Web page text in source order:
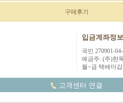
구매후기
입금계좌정보
국민 270901-
예금주: (주)한
월~금 택배마감
고객센터 연결